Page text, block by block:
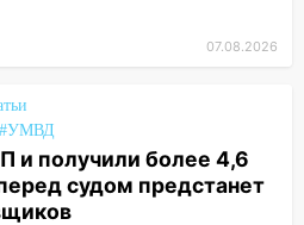
область
непогода: град
07.08.2026
#УМВД
и получили более 4,6
судом предстанет